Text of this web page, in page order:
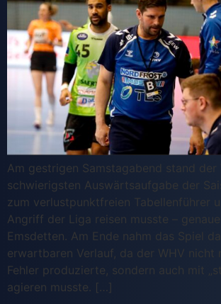
Am gestrigen Samstagabend stand der
schwierigsten Auswärtsaufgabe der
zum verlustpunktfreien Tabellenführer
Angriff der Liga reisen musste –
Emsdetten. Am Ende nahm das Spiel
erwartbaren Verlauf, da der WHV nicht
Fehler produzierte, sondern auch mit
agieren musste. […]